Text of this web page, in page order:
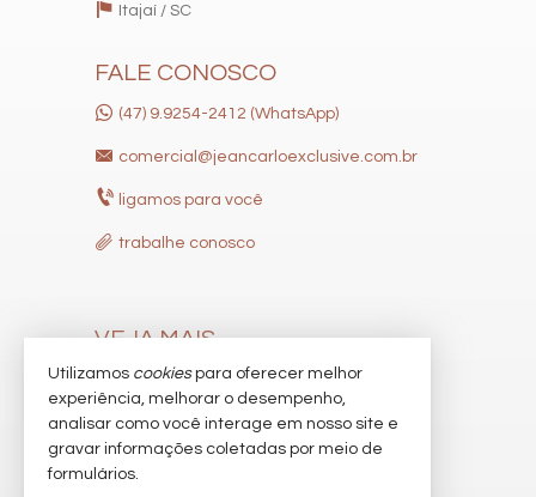
Itajaí / SC
FALE CONOSCO
(47) 9.9254-2412 (WhatsApp)
comercial@jeancarloexclusive.com.br
ligamos para você
trabalhe conosco
VEJA MAIS
receba nosso newsletter
indicadores financeiros
Utilizamos cookiespara oferecer melhor
experiência, melhorar o desempenho,
analisar como você interage em nosso site e
gravar informações coletadas por meio de
formulários.